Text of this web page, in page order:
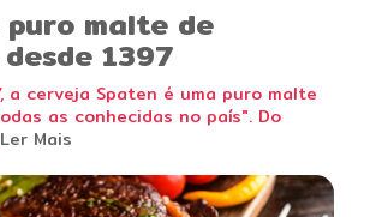
malte de
1397
a cerveja Spaten é uma puro malte
as conhecidas no país". Do
Ler Mais